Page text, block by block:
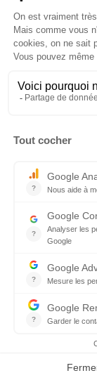
à poser
163 €
produit